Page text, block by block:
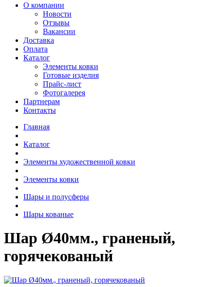
О компании
Новости
Отзывы
Вакансии
Доставка
Оплата
Каталог
Элементы ковки
Готовые изделия
Прайс-лист
Фотогалерея
Партнерам
Контакты
Главная
Каталог
Элементы художественной ковки
Элементы ковки
Шары и полусферы
Шары кованые
Шар Ø40мм., граненый,
горячекованый